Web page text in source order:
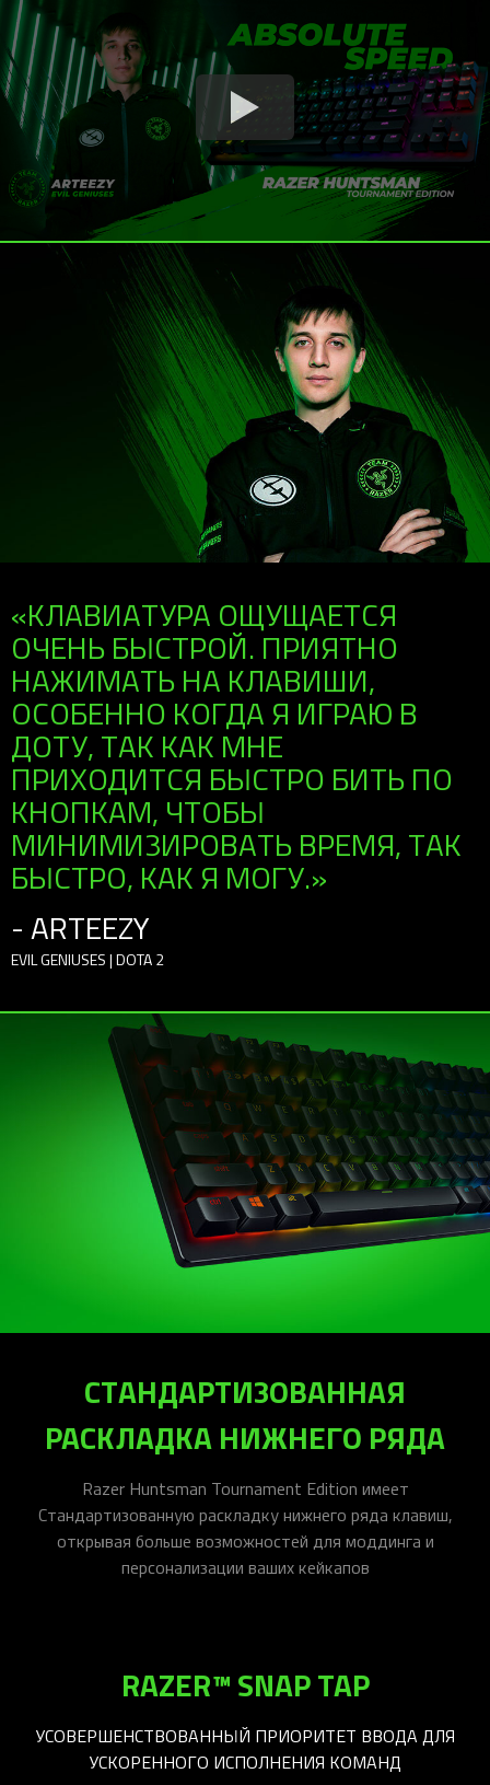
«КЛАВИАТУРА ОЩУЩАЕТСЯ
ОЧЕНЬ БЫСТРОЙ. ПРИЯТНО
НАЖИМАТЬ НА КЛАВИШИ,
ОСОБЕННО КОГДА Я ИГРАЮ В
ДОТУ, ТАК КАК МНЕ
ПРИХОДИТСЯ БЫСТРО БИТЬ ПО
КНОПКАМ, ЧТОБЫ
МИНИМИЗИРОВАТЬ ВРЕМЯ, ТАК
БЫСТРО, КАК Я МОГУ.»
- ARTEEZY
EVIL GENIUSES | DOTA 2
СТАНДАРТИЗОВАННАЯ
РАСКЛАДКА НИЖНЕГО РЯДА
Razer Huntsman Tournament Edition имеет
Стандартизованную раскладку нижнего ряда клавиш,
открывая больше возможностей для моддинга и
персонализации ваших кейкапов
RAZER™ SNAP TAP
УСОВЕРШЕНСТВОВАННЫЙ ПРИОРИТЕТ ВВОДА ДЛЯ
УСКОРЕННОГО ИСПОЛНЕНИЯ КОМАНД